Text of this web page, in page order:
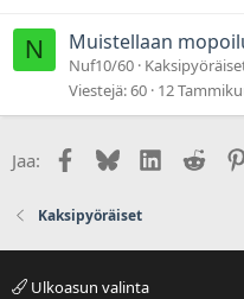
N Muistellaan
Nuf10/60
Viestejä 60 12
Jaa: Facebook
BlueskyLinkedIn
Kaksipyöräiset
Ulkoasun valinta